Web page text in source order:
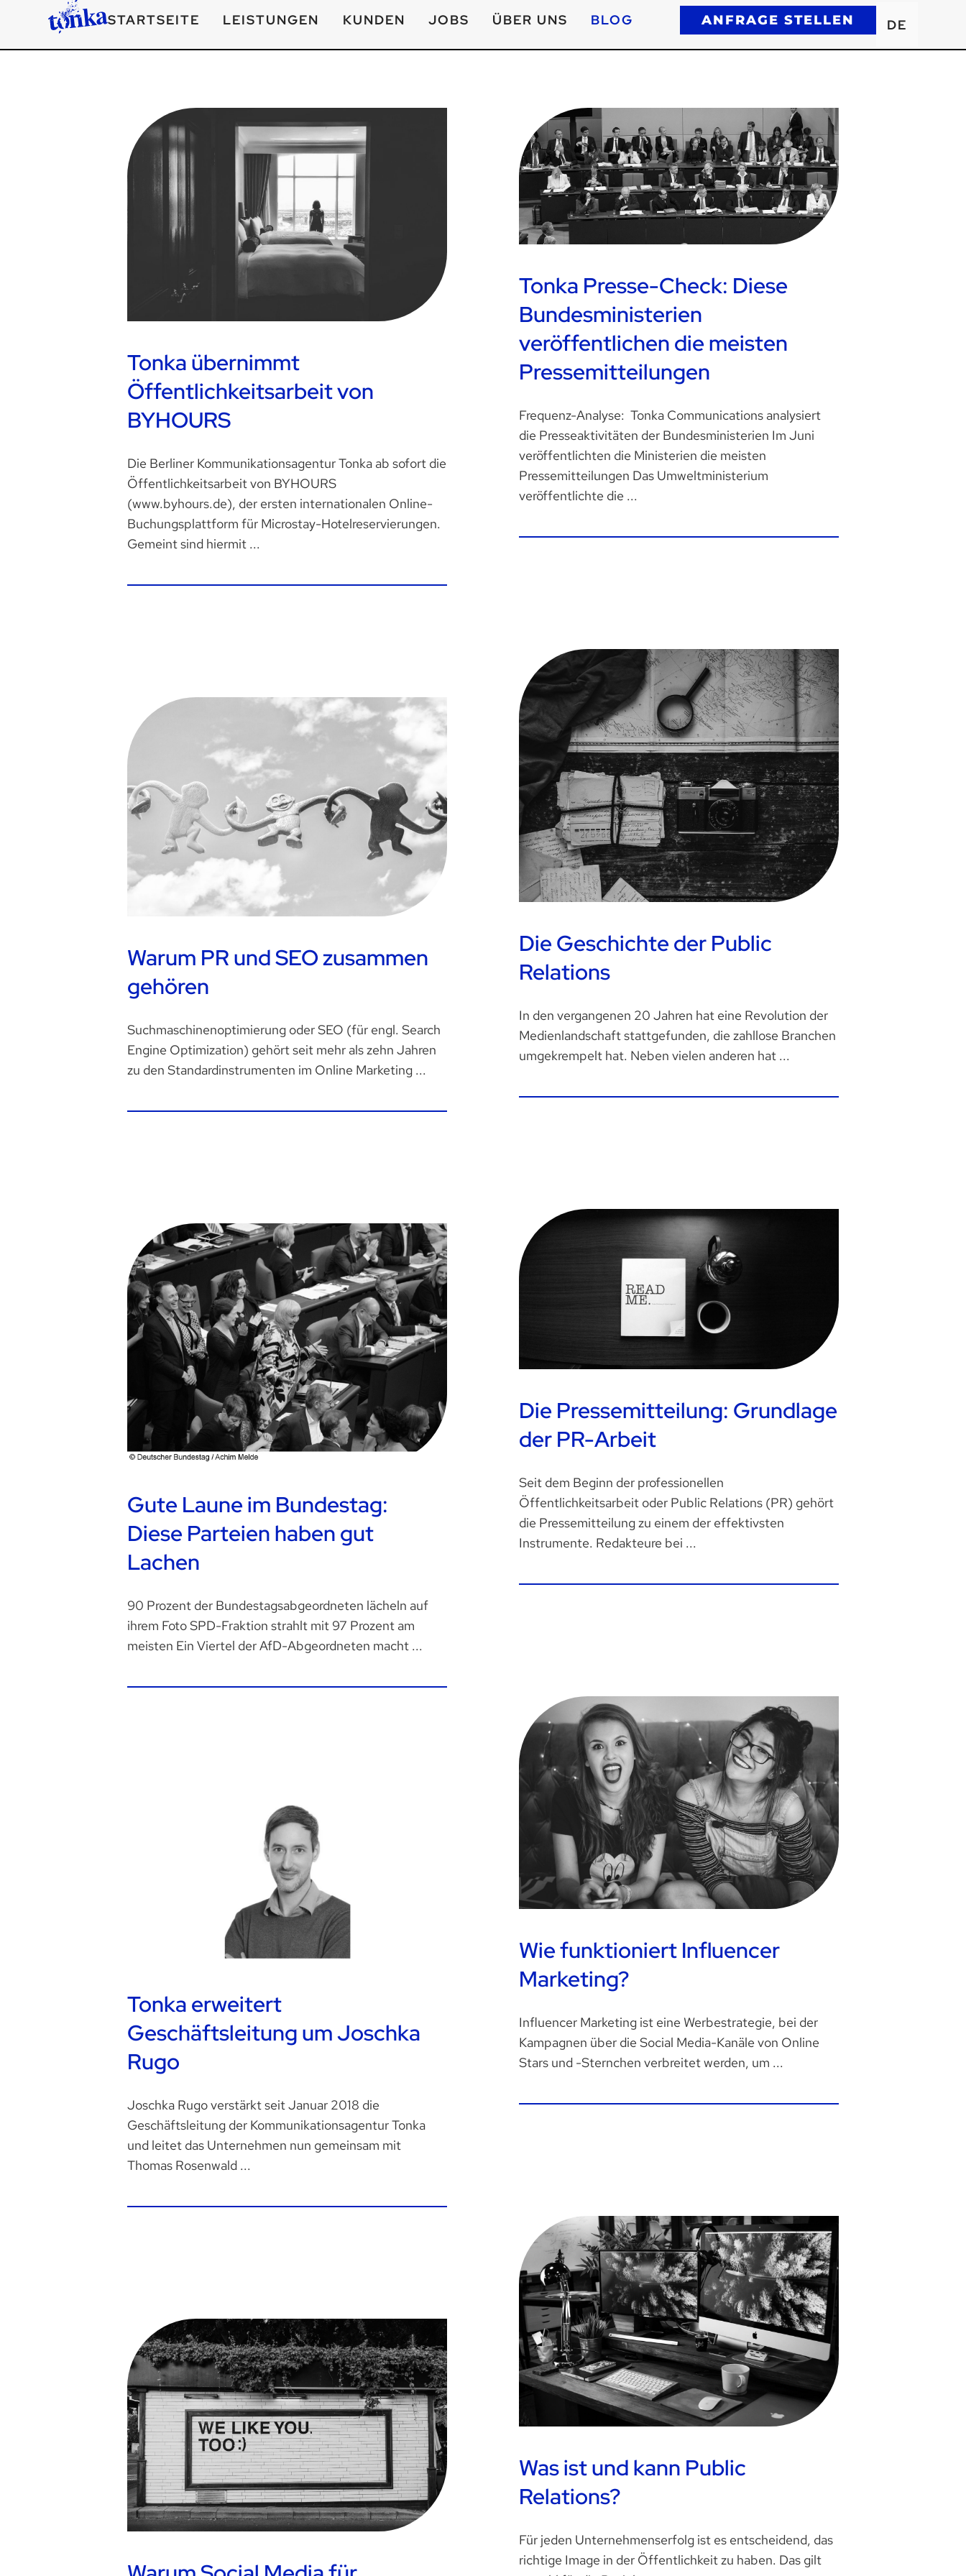
STARTSEITE LEISTUNGEN KUNDEN JOBS ÜBER UNS BLOG ANFRAGE STELLEN DE
Tonka übernimmt
Öffentlichkeitsarbeit von
BYHOURS
Die Berliner Kommunikationsagentur Tonka ab sofort die
Öffentlichkeitsarbeit von BYHOURS
(www.byhours.de), der ersten internationalen Online-
Buchungsplattform für Microstay-Hotelreservierungen.
Gemeint sind hiermit ...
Tonka Presse-Check: Diese
Bundesministerien
veröffentlichen die meisten
Pressemitteilungen
Frequenz-Analyse: Tonka Communications analysiert
die Presseaktivitäten der Bundesministerien Im Juni
veröffentlichten die Ministerien die meisten
Pressemitteilungen Das Umweltministerium
veröffentlichte die ...
Die Geschichte der Public
Relations
In den vergangenen 20 Jahren hat eine Revolution der
Medienlandschaft stattgefunden, die zahllose Branchen
umgekrempelt hat. Neben vielen anderen hat ...
Warum PR und SEO zusammen
gehören
Suchmaschinenoptimierung oder SEO (für engl. Search
Engine Optimization) gehört seit mehr als zehn Jahren
zu den Standardinstrumenten im Online Marketing ...
Die Pressemitteilung: Grundlage
der PR-Arbeit
Seit dem Beginn der professionellen
Öffentlichkeitsarbeit oder Public Relations (PR) gehört
die Pressemitteilung zu einem der effektivsten
Instrumente. Redakteure bei ...
Gute Laune im Bundestag:
Diese Parteien haben gut
Lachen
90 Prozent der Bundestagsabgeordneten lächeln auf
ihrem Foto SPD-Fraktion strahlt mit 97 Prozent am
meisten Ein Viertel der AfD-Abgeordneten macht ...
Wie funktioniert Influencer
Marketing?
Influencer Marketing ist eine Werbestrategie, bei der
Kampagnen über die Social Media-Kanäle von Online
Stars und -Sternchen verbreitet werden, um ...
Tonka erweitert
Geschäftsleitung um Joschka
Rugo
Joschka Rugo verstärkt seit Januar 2018 die
Geschäftsleitung der Kommunikationsagentur Tonka
und leitet das Unternehmen nun gemeinsam mit
Thomas Rosenwald ...
Was ist und kann Public
Relations?
Für jeden Unternehmenserfolg ist es entscheidend, das
richtige Image in der Öffentlichkeit zu haben. Das gilt